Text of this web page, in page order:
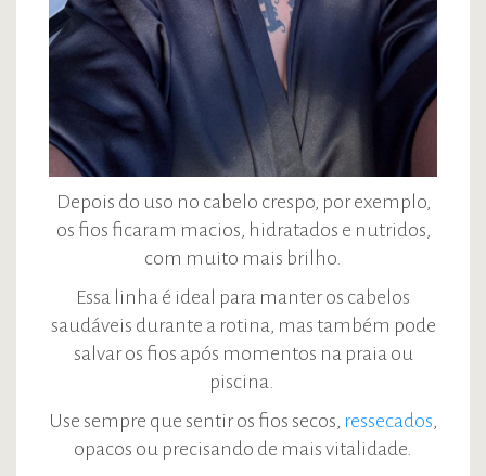
Depois do uso no cabelo crespo, por exemplo,
os fios ficaram macios, hidratados e nutridos,
com muito mais brilho.
Essa linha é ideal para manter os cabelos
saudáveis durante a rotina, mas também pode
salvar os fios após momentos na praia ou
piscina.
Use sempre que sentir os fios secos, ressecados,
opacos ou precisando de mais vitalidade.